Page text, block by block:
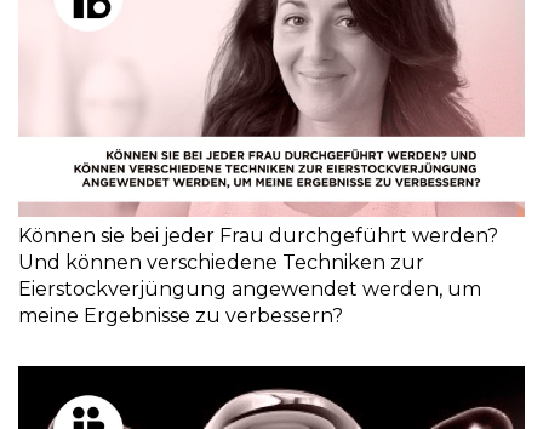
Können sie bei jeder Frau durchgeführt werden?
Und können verschiedene Techniken zur
Eierstockverjüngung angewendet werden, um
meine Ergebnisse zu verbessern?